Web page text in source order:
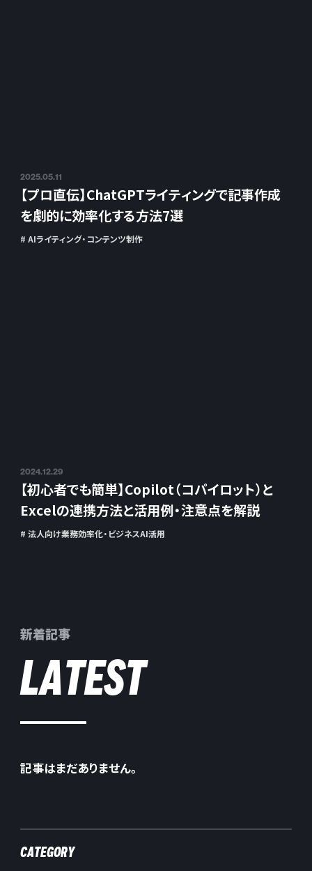
2025.05.11
【プロ直伝】ChatGPTライティングで記事作成
を劇的に効率化する方法7選
# AIライティング・コンテンツ制作
2024.12.29
【初心者でも簡単】Copilot（コパイロット）と
Excelの連携方法と活用例・注意点を解説
# 法人向け業務効率化・ビジネスAI活用
新着記事
LATEST
記事はまだありません。
CATEGORY